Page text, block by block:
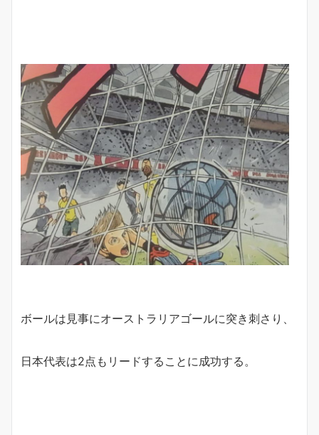
ボールは見事にオーストラリアゴールに突き刺さり、
日本代表は2点もリードすることに成功する。